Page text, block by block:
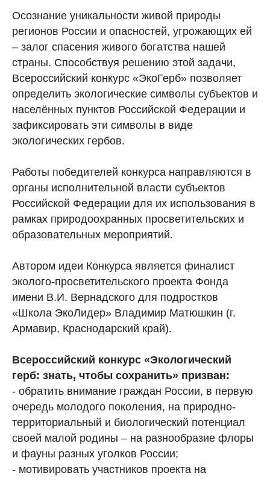
Осознание уникальности живой природы
регионов России и опасностей, угрожающих ей
– залог спасения живого богатства нашей
страны. Способствуя решению этой задачи,
Всероссийский конкурс «ЭкоГерб» позволяет
определить экологические символы субъектов и
населённых пунктов Российской Федерации и
зафиксировать эти символы в виде
экологических гербов.
Работы победителей конкурса направляются в
органы исполнительной власти субъектов
Российской Федерации для их использования в
рамках природоохранных просветительских и
образовательных мероприятий.
Автором идеи Конкурса является финалист
эколого-просветительского проекта Фонда
имени В.И. Вернадского для подростков
«Школа ЭкоЛидер» Владимир Матюшкин (г.
Армавир, Краснодарский край).
Всероссийский конкурс «Экологический
герб: знать, чтобы сохранить» призван:
- обратить внимание граждан России, в первую
очередь молодого поколения, на природно-
территориальный и биологический потенциал
своей малой родины – на разнообразие флоры
и фауны разных уголков России;
- мотивировать участников проекта на